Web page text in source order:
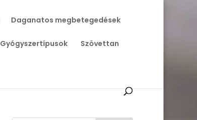
Daganatos megbetegedések
Gyógyszertípusok Szövettan